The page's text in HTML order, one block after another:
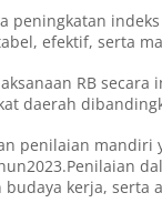
peningkatan
efektif, serta
RB
daerah
penilaian
kerja, serta